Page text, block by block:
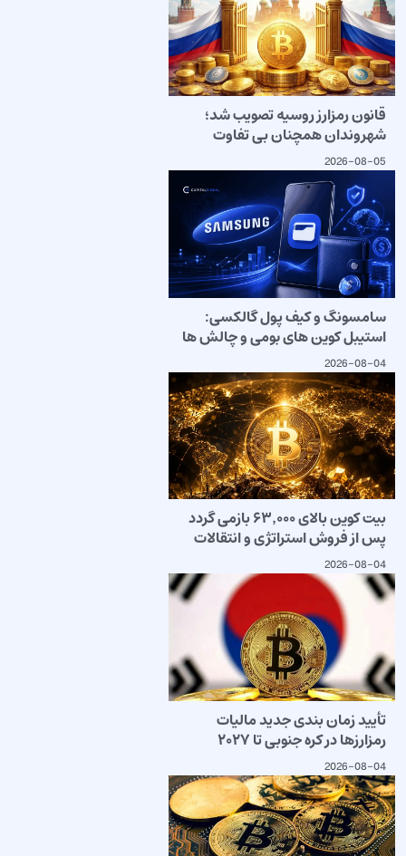
قانون رمزارز روسیه تصویب شد؛
شهروندان همچنان بی تفاوت
2026-08-05
سامسونگ و کیف پول گالکسی:
استیبل کوین های بومی و چالش ها
2026-08-04
بیت کوین بالای ۶۳٬۰۰۰ بازمی گردد
پس از فروش استراتژی و انتقالات
2026-08-04
تأیید زمان بندی جدید مالیات
رمزارزها در کره جنوبی تا ۲۰۲۷
2026-08-04